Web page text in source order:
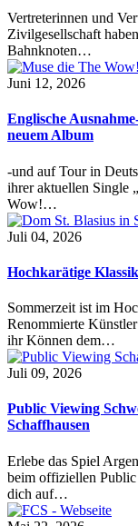
Vertreterinnen und
Zivilgesellschaft
Bahnknoten…
Juni 12, 2026
Englische
neuem Album
-und auf Tour in
ihrer aktuellen Single
Wow!…
Juli 04, 2026
Hochkarätige
Sommerzeit ist im
Renommierte
ihr Können dem…
Juli 09, 2026
Public Viewing
Schaffhausen
Erlebe das Spiel
beim offiziellen
dich auf…